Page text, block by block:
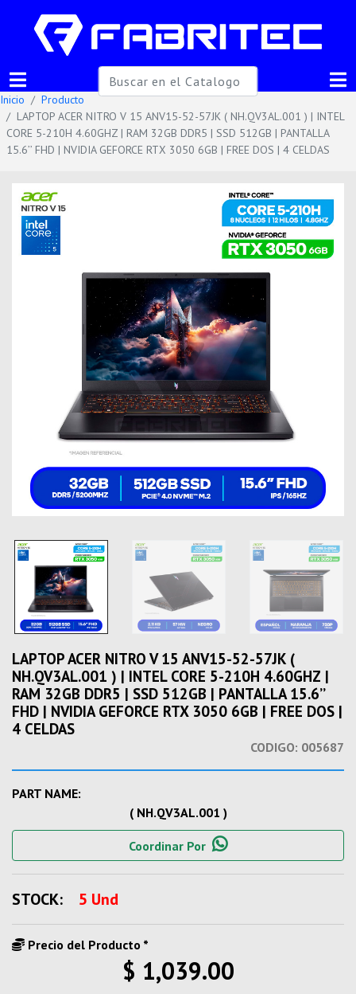
Inicio
Producto
LAPTOP ACER NITRO V 15 ANV15-52-57JK ( NH.QV3AL.001 ) | INTEL
CORE 5-210H 4.60GHZ | RAM 32GB DDR5 | SSD 512GB | PANTALLA
15.6’’ FHD | NVIDIA GEFORCE RTX 3050 6GB | FREE DOS | 4 CELDAS
LAPTOP ACER NITRO V 15 ANV15-52-57JK (
NH.QV3AL.001 ) | INTEL CORE 5-210H 4.60GHZ |
RAM 32GB DDR5 | SSD 512GB | PANTALLA 15.6’’
FHD | NVIDIA GEFORCE RTX 3050 6GB | FREE DOS |
4 CELDAS
CODIGO: 005687
PART NAME:
( NH.QV3AL.001 )
Coordinar Por
STOCK: 5 Und
Precio del Producto *
$ 1,039.00